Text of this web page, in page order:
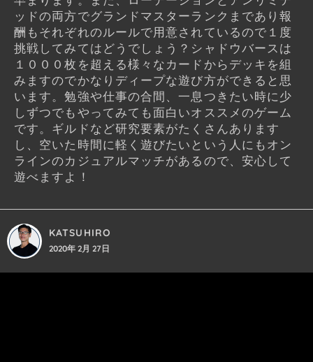
ッドの両方でグランドマスターランクまであり報
酬もそれぞれのルールで用意されているので１度
挑戦してみてはどうでしょう？シャドウバースは
１０００枚を超える様々なカードからデッキを組
みますのでかなりディープな遊び方ができると思
います。勉強や仕事の合間、一息つきたい時に少
しずつでもやってみても面白いオススメのゲーム
です。ギルドなど研究要素がたくさんあります
し、空いた時間に軽く遊びたいという人にもオン
ラインのカジュアルマッチがあるので、安心して
遊べますよ！
KATSUHIRO
2020年 2月 27日